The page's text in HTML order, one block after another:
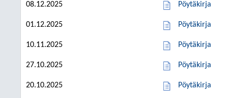
08.12.2025 Pöytäkirja
01.12.2025 Pöytäkirja
10.11.2025 Pöytäkirja
27.10.2025 Pöytäkirja
20.10.2025 Pöytäkirja